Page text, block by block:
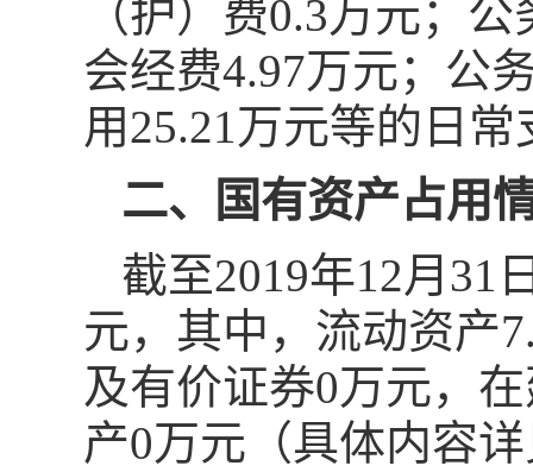
（护）费0.3万元；
会经费4.97万元；公
用25.21万元等的日常
二、国有资产占用
截至2019年12月31
元，其中，流动资产
及有价证券0万元，
产0万元（具体内容